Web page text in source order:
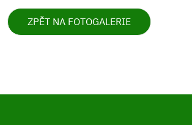
ZPĚT NA FOTOGALERIE